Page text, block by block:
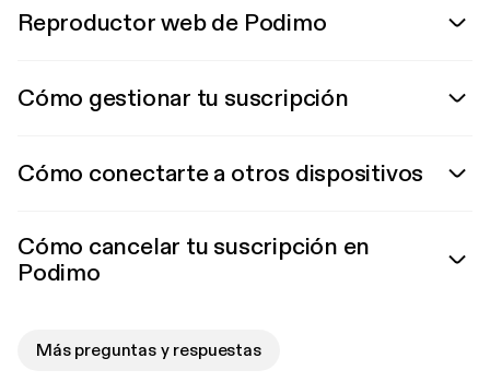
Reproductor web de Podimo
Cómo gestionar tu suscripción
Cómo conectarte a otros dispositivos
Cómo cancelar tu suscripción en
Podimo
Más preguntas y respuestas